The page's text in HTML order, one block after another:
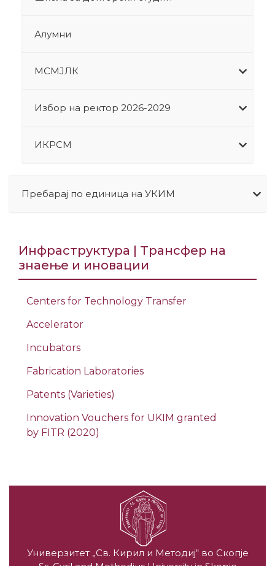
Алумни
МСМЈЛК
Избор на ректор 2026-2029
ИКРСМ
Пребарај по единица на УКИМ
Инфраструктура | Трансфер на
знаење и иновации
Centers for Technology Transfer
Accelerator
Incubators
Fabrication Laboratories
Patents (Varieties)
Innovation Vouchers for UKIM granted
by FITR (2020)
Универзитет „Св. Кирил и Методиј“ во Скопје